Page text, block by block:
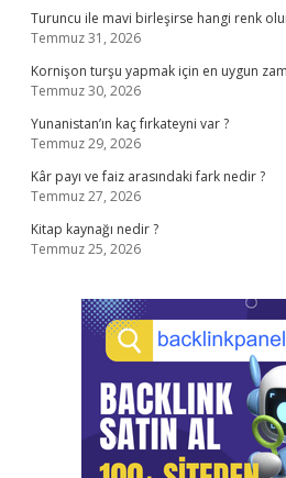
Turuncu ile mavi birleşirse hangi renk
Temmuz 31, 2026
Kornişon turşu yapmak için en uygun
Temmuz 30, 2026
Yunanistan’ın kaç fırkateyni var ?
Temmuz 29, 2026
Kâr payı ve faiz arasındaki fark nedir ?
Temmuz 27, 2026
Kitap kaynağı nedir ?
Temmuz 25, 2026